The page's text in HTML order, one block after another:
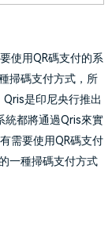
使用QR碼支付的系
掃碼支付方式，所
是印尼央行推出
統都將通過Qris來實
需要使用QR碼支付
一種掃碼支付方式